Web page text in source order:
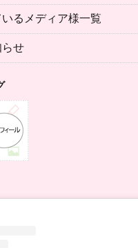
るメディア様一覧
せ